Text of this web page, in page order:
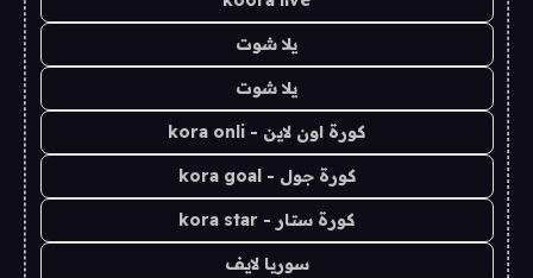
يلا شوت
يلا شوت
كورة اون لاين - kora onli
كورة جول - kora goal
كورة ستار - kora star
سوريا لايف